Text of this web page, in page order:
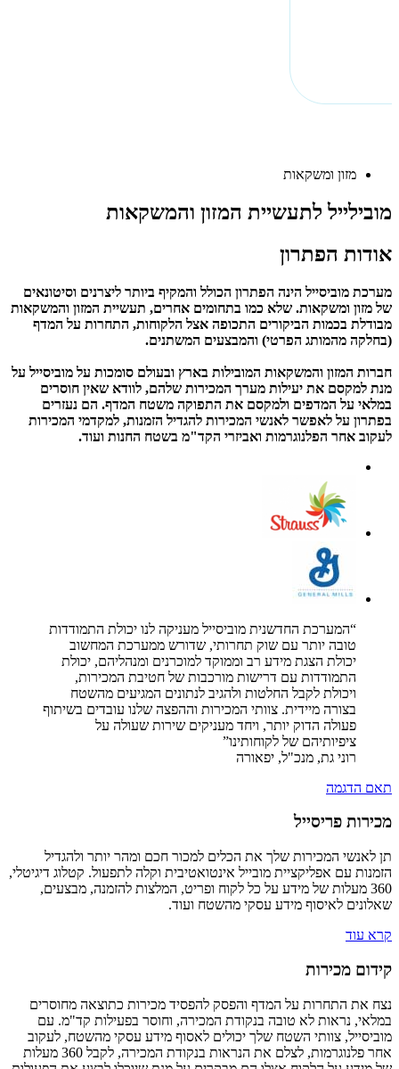
מזון ומשקאות
מובילייל לתעשיית המזון והמשקאות
אודות הפתרון
מערכת מוביסייל הינה הפתרון הכולל והמקיף ביותר ליצרנים וסיטונאים
של מזון ומשקאות. שלא כמו בתחומים אחרים, תעשיית המזון והמשקאות
מבודלת בכמות הביקורים התכופה אצל הלקוחות, התחרות על המדף
(בחלקה מהמותג הפרטי) והמבצעים המשתנים.
חברות המזון והמשקאות המובילות בארץ ובעולם סומכות על מוביסייל על
מנת למקסם את יעילות מערך המכירות שלהם, לוודא שאין חוסרים
במלאי על המדפים ולמקסם את התפוקה משטח המדף. הם נעזרים
בפתרון על לאפשר לאנשי המכירות להגדיל הזמנות, למקדמי המכירות
לעקוב אחר הפלנוגרמות ואביזרי הקד"מ בשטח החנות ועוד.
“המערכת החדשנית מוביסייל מעניקה לנו יכולת התמודדות
טובה יותר עם שוק תחרותי, שדורש ממערכת המחשוב
יכולת הצגת מידע רב וממוקד למוכרנים ומנהליהם, יכולת
התמודדות עם דרישות מורכבות של חטיבת המכירות,
ויכולת לקבל החלטות ולהגיב לנתונים המגיעים מהשטח
בצורה מיידית. צוותי המכירות וההפצה שלנו עובדים בשיתוף
פעולה הדוק יותר, ויחד מעניקים שירות שעולה על
ציפיותיהם של לקוחותינו”
רוני גת, מנכ"ל, יפאורה
תאם הדגמה
מכירות פריסייל
תן לאנשי המכירות שלך את הכלים למכור חכם ומהר יותר ולהגדיל
הזמנות עם אפליקציית מובייל אינטואטיבית וקלה לתפעול. קטלוג דיגיטלי,
360 מעלות של מידע על כל לקוח ופריט, המלצות להזמנה, מבצעים,
שאלונים לאיסוף מידע עסקי מהשטח ועוד.
קרא עוד
קידום מכירות
נצח את התחרות על המדף והפסק להפסיד מכירות כתוצאה מחוסרים
במלאי, נראות לא טובה בנקודת המכירה, וחוסר בפעילות קד"מ. עם
מוביסייל, צוותי השטח שלך יכולים לאסוף מידע עסקי מהשטח, לעקוב
אחר פלנוגרמות, לצלם את הנראות בנקודת המכירה, לקבל 360 מעלות